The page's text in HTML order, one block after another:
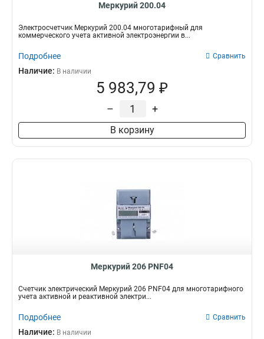
Меркурий 200.04
Электросчетчик Меркурий 200.04 многотарифный для
коммерческого учета активной электроэнергии в...
Подробнее Сравнить
Наличие: В наличии
5 983,79 ₽
– +
В корзину
Меркурий 206 PNF04
Счетчик электрический Меркурий 206 PNF04 для многотарифного
учета активной и реактивной электри...
Подробнее Сравнить
Наличие: В наличии